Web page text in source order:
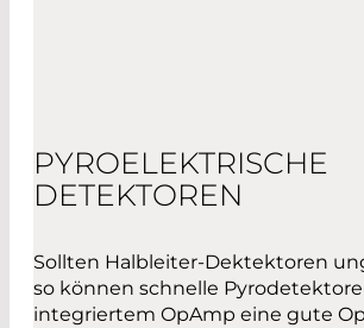
PYROELEKTRISCHE
DETEKTOREN
Sollten Halbleiter-Dektektoren
so können schnelle
integriertem OpAmp eine gute